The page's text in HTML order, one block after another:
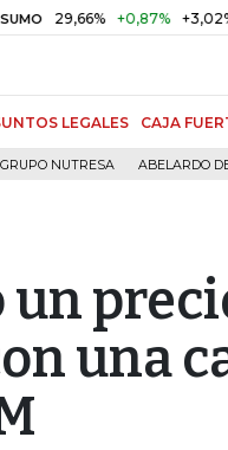
29,66% +0,87% +3,02%
LEGALES CAJA
GRUPO NUTRESA ABELARDO
un
una